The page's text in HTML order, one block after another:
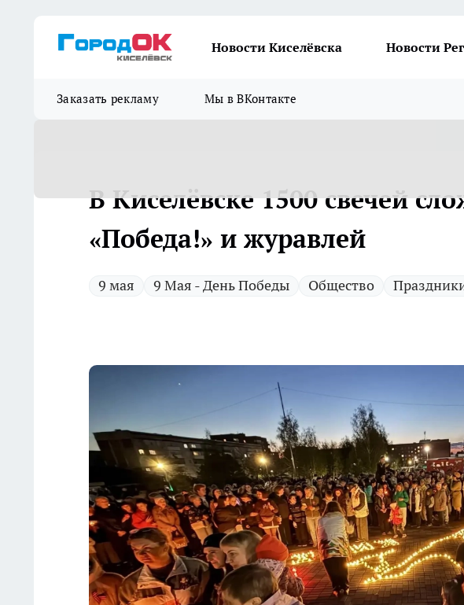
Новости Киселёвска Новости
Заказать рекламу Мы в ВКонтакте
В Киселёвске 1500 свечей
«Победа!» и журавлей
9 мая 9 Мая - День Победы Общество